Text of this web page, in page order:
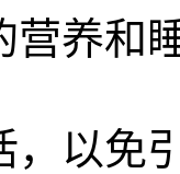
养和睡
以免引